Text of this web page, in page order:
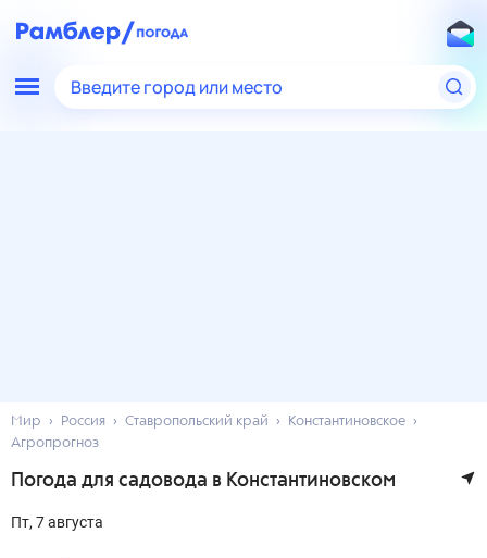
Введите город или место
Мир Россия Ставропольский край
Константиновское
Агропрогноз
Погода для садовода в Константиновском
пт, 7 августа